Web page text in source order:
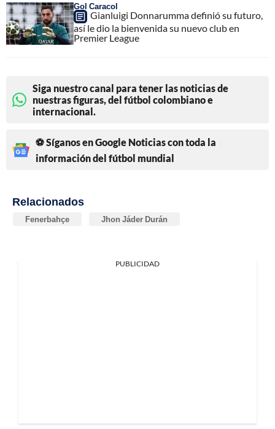
Gol Caracol
Gianluigi Donnarumma definió su futuro,
así le dio la bienvenida su nuevo club en
Premier League
Siga nuestro canal para tener las noticias de
nuestras figuras, del fútbol colombiano e
internacional.
⚽ Síganos en Google Noticias con toda la
información del fútbol mundial
Relacionados
Fenerbahçe Jhon Jáder Durán
PUBLICIDAD